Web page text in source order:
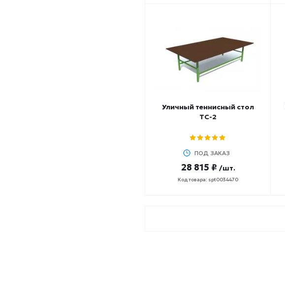
Уличный теннисный стол
ТС-2
ПОД ЗАКАЗ
28 815 ₽ /шт.
Код товара: spt0034470